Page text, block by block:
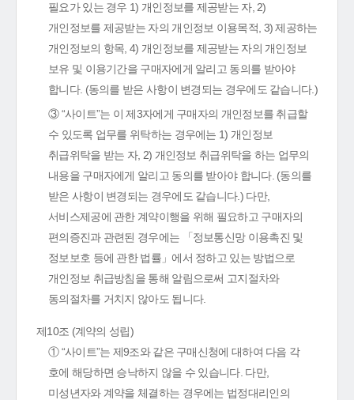
필요가 있는 경우 1) 개인정보를 제공받는 자, 2)
개인정보를 제공받는 자의 개인정보 이용목적, 3) 제공하는
개인정보의 항목, 4) 개인정보를 제공받는 자의 개인정보
보유 및 이용기간을 구매자에게 알리고 동의를 받아야
합니다. (동의를 받은 사항이 변경되는 경우에도 같습니다.)
③ “사이트”는 이 제3자에게 구매자의 개인정보를 취급할
수 있도록 업무를 위탁하는 경우에는 1) 개인정보
취급위탁을 받는 자, 2) 개인정보 취급위탁을 하는 업무의
내용을 구매자에게 알리고 동의를 받아야 합니다. (동의를
받은 사항이 변경되는 경우에도 같습니다.) 다만,
서비스제공에 관한 계약이행을 위해 필요하고 구매자의
편의증진과 관련된 경우에는 「정보통신망 이용촉진 및
정보보호 등에 관한 법률」에서 정하고 있는 방법으로
개인정보 취급방침을 통해 알림으로써 고지절차와
동의절차를 거치지 않아도 됩니다.
제10조 (계약의 성립)
① “사이트”는 제9조와 같은 구매신청에 대하여 다음 각
호에 해당하면 승낙하지 않을 수 있습니다. 다만,
미성년자와 계약을 체결하는 경우에는 법정대리인의